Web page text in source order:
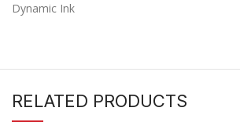
Dynamic Ink
RELATED PRODUCTS